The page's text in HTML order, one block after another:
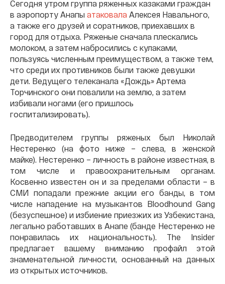
Сегодня утром группа ряженных казаками граждан
в аэропорту Анапы атаковала Алексея Навального,
а также его друзей и соратников, приехавших в
город для отдыха. Ряженые сначала плескались
молоком, а затем набросились с кулаками,
пользуясь численным преимуществом, а также тем,
что среди их противников были также девушки
дети. Ведущего телеканала «Дождь» Артема
Торчинского они повалили на землю, а затем
избивали ногами (его пришлось
госпитализировать).
Предводителем группы ряженых был Николай
Нестеренко (на фото ниже – слева, в женской
майке). Нестеренко – личность в районе известная, в
том числе и правоохранительным органам.
Косвенно известен он и за пределами области – в
СМИ попадали прежние акции его банды, в том
числе нападение на музыкантов Bloodhound Gang
(безуспешное) и избиение приезжих из Узбекистана,
легально работавших в Анапе (банде Нестеренко не
понравилась их национальность). The Insider
предлагает вашему вниманию профайл этой
знаменательной личности, основанный на данных
из открытых источников.